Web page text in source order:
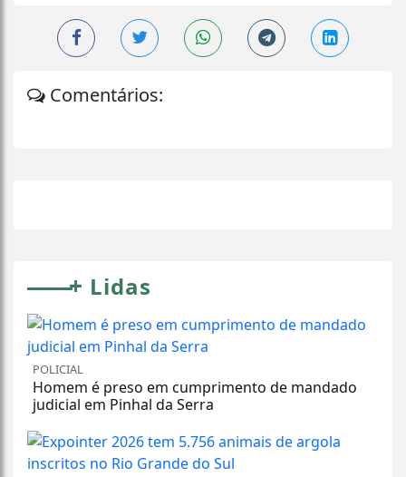
Comentários:
+ Lidas
POLICIAL
Homem é preso em cumprimento de mandado
judicial em Pinhal da Serra